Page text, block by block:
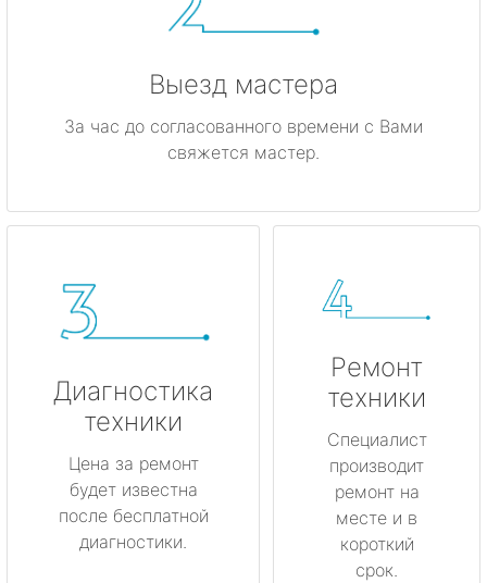
Выезд мастера
За час до согласованного времени с Вами
свяжется мастер.
Диагностика
техники
Цена за ремонт
будет известна
после бесплатной
диагностики.
Ремонт
техники
Специалист
производит
ремонт на
месте и в
короткий
срок.